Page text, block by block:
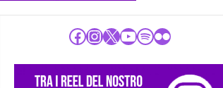
Facebook
Instagram
X YouTube
Spotify
Flickr